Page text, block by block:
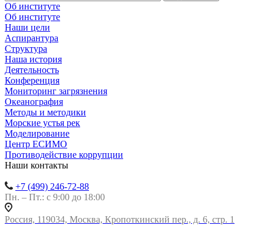
Об институте
Об институте
Наши цели
Аспирантура
Структура
Наша история
Деятельность
Конференция
Мониторинг загрязнения
Океанография
Методы и методики
Морские устья рек
Моделирование
Центр ЕСИМО
Противодействие коррупции
Наши контакты
+7 (499) 246-72-88
Пн. – Пт.: с 9:00 до 18:00
Россия, 119034, Москва, Кропоткинский пер., д. 6, стр. 1